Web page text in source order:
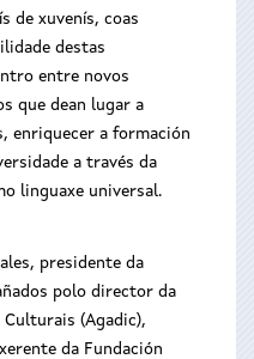
de xuvenís, coas
destas
entre novos
que dean lugar a
enriquecer a formación
a través da
linguaxe universal.
presidente da
polo director da
(Agadic),
da Fundación